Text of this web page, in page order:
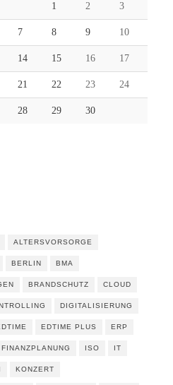
1 2 3
7 8 9 10
14 15 16 17
21 22 23 24
28 29 30
ALTERSVORSORGE
BERLIN BMA
BRANDSCHUTZ CLOUD
DIGITALISIERUNG
EDTIME PLUS ERP
FINANZPLANUNG ISO IT
KONZERT